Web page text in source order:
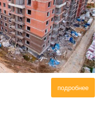
подробнее